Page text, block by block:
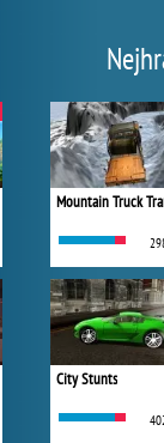
Mountain Truck
City Stunts